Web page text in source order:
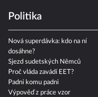
Politika
Nová superdávka: kdo na ní
dosáhne?
Sjezd sudetských Němců
Proč vláda zavádí EET?
Padni komu padni
Výpověď z práce vzor